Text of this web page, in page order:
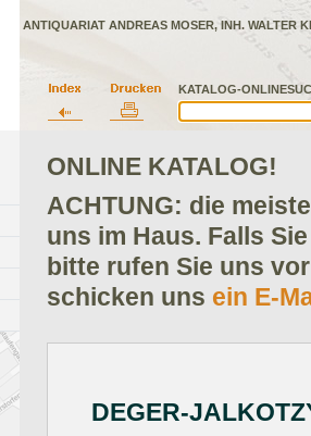
KATALOG-
ANTIQUARIAT ANDREAS MOSER, INH. WALTER
ONLINE KATALOG!
ACHTUNG: die
uns im Haus. Falls
bitte rufen Sie uns
schicken uns ein E-
DEGER-